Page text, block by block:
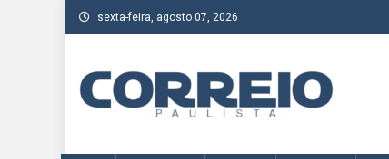
Skip
to
sexta-feira, agosto 07, 2026
Acompanhe as últimas notícias da região no